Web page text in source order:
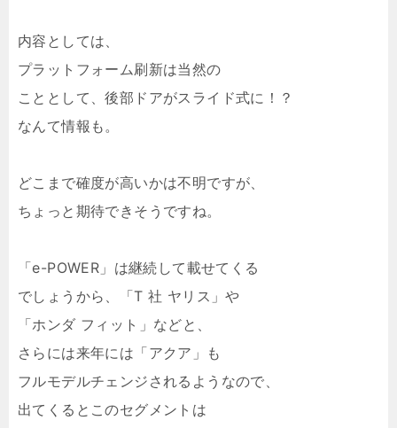
内容としては、
プラットフォーム刷新は当然の
こととして、後部ドアがスライド式に！？
なんて情報も。
どこまで確度が高いかは不明ですが、
ちょっと期待できそうですね。
「e-POWER」は継続して載せてくる
でしょうから、「T 社 ヤリス」や
「ホンダ フィット」などと、
さらには来年には「アクア」も
フルモデルチェンジされるようなので、
出てくるとこのセグメントは